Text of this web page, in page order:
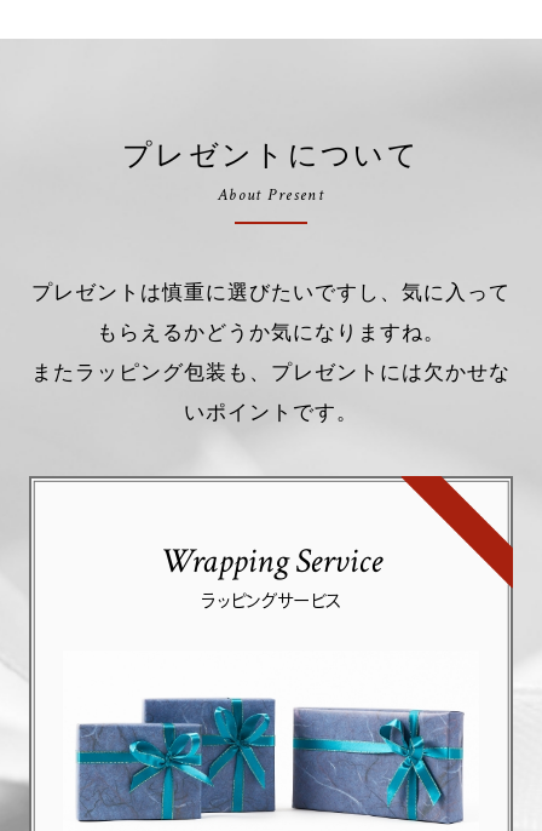
プレゼントについて
About Present
プレゼントは慎重に選びたいですし、気に入って
もらえるかどうか気になりますね。
またラッピング包装も、プレゼントには欠かせな
いポイントです。
Wrapping Service
ラッピングサービス